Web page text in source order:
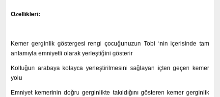
Özellikleri:
Kemer gerginlik göstergesi rengi çocuğunuzun Tobi ‘nin içerisinde tam
anlamıyla emniyetli olarak yerleştiğini gösterir
Koltuğun arabaya kolayca yerleştirilmesini sağlayan içten geçen kemer
yolu
Emniyet kemerinin doğru gerginlikte takıldığını gösteren kemer gerginlik